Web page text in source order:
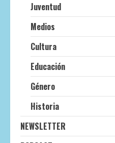
Juventud
Medios
Cultura
Educación
Género
Historia
NEWSLETTER